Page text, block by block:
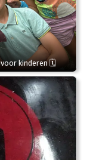
voor kinderen 🗓